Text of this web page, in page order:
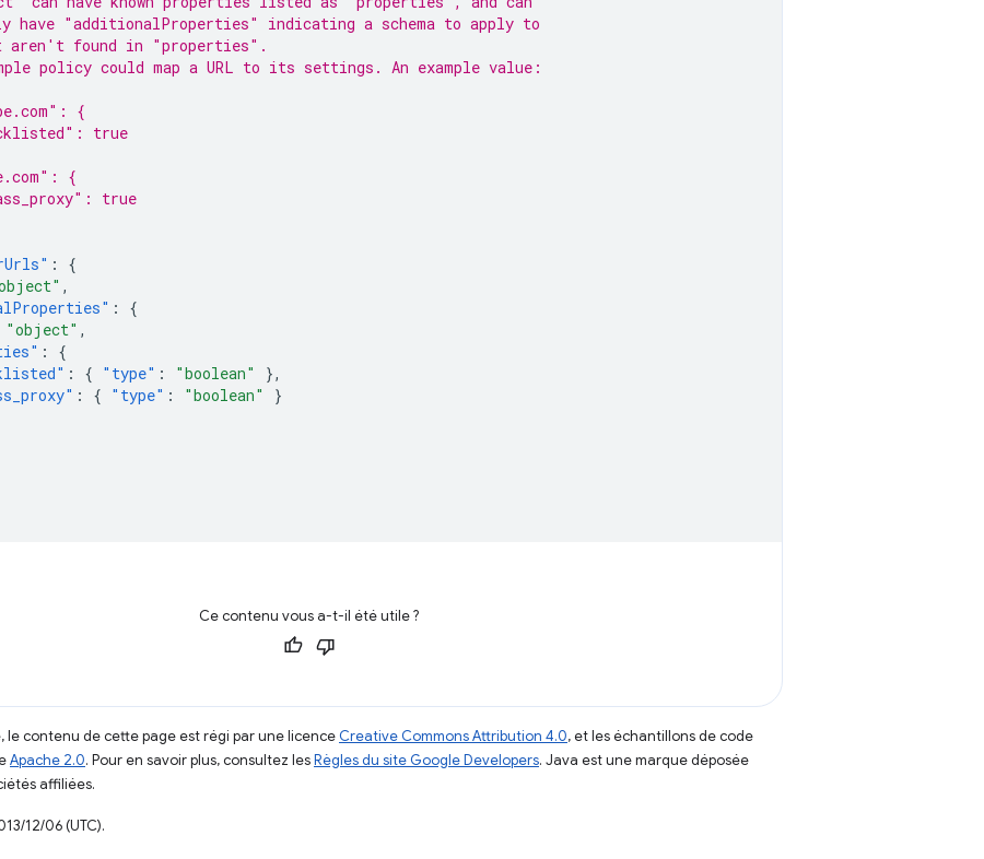
have "additionalProperties" indicating a schema to apply to
aren't found in "properties".
policy could map a URL to its settings. An example value:
{
true
{
true
:
{
,
:
{
"object" ,
:
{
: { "type" : "boolean"
},
: { "type" : "boolean"
}
Ce contenu vous a-t-il été utile ?
contenu de cette page est régi par une licence Creative Commons Attribution 4.0, et les échantillons de code
Apache 2.0. Pour en savoir plus, consultez lesRègles du site Google Developers. Java est une marque déposée
affiliées.
12/06 (UTC).